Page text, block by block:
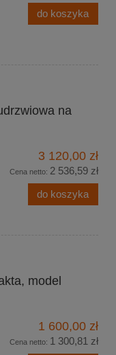
do koszyka
na
3 120,00 zł
Cena netto: 2 536,59 zł
do koszyka
model
1 600,00 zł
Cena netto: 1 300,81 zł